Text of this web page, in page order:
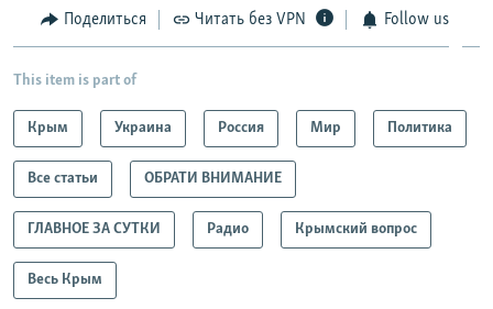
Поделиться Читать без VPN Follow us
This item is part of
Крым Украина Россия Мир Политика
Все статьи ОБРАТИ ВНИМАНИЕ
ГЛАВНОЕ ЗА СУТКИ Радио Крымский вопрос
Весь Крым